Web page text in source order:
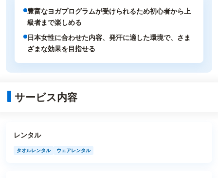
豊富なヨガプログラムが受けられるため初心者から上
級者まで楽しめる
日本女性に合わせた内容、発汗に適した環境で、さま
ざまな効果を目指せる
サービス内容
レンタル
タオルレンタル ウェアレンタル